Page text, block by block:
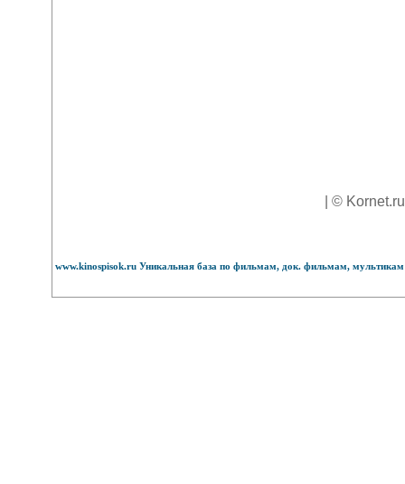
| ©
www.kinospisok.ru Уникальная база по фильмам, док. фильмам,